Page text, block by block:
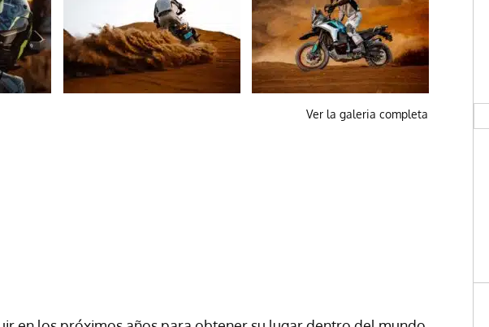
Ver la galeria completa